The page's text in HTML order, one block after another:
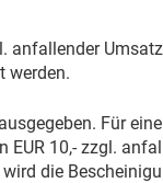
anfallender
werden.
Für
10,- zzgl.
die